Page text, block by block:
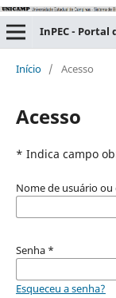
Início / Acesso
Acesso
* Indica campo
Nome de usuário ou
Senha *
Esqueceu a senha?